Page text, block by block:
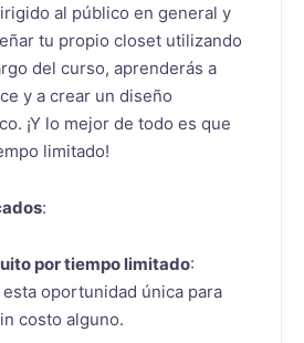
al público en general y
tu propio closet utilizando
del curso, aprenderás a
y a crear un diseño
¡Y lo mejor de todo es que
limitado!
:
por tiempo limitado:
oportunidad única para
costo alguno.